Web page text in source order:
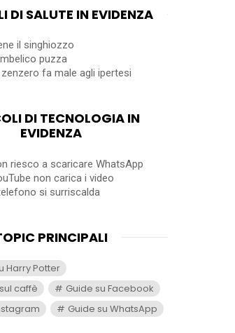
DI SALUTE IN EVIDENZA
il singhiozzo
puzza
fa male agli ipertesi
DI TECNOLOGIA IN
EVIDENZA
riesco a scaricare WhatsApp
non carica i video
si surriscalda
PRINCIPALI
Harry Potter
caffè
Guide su Facebook
Guide su WhatsApp